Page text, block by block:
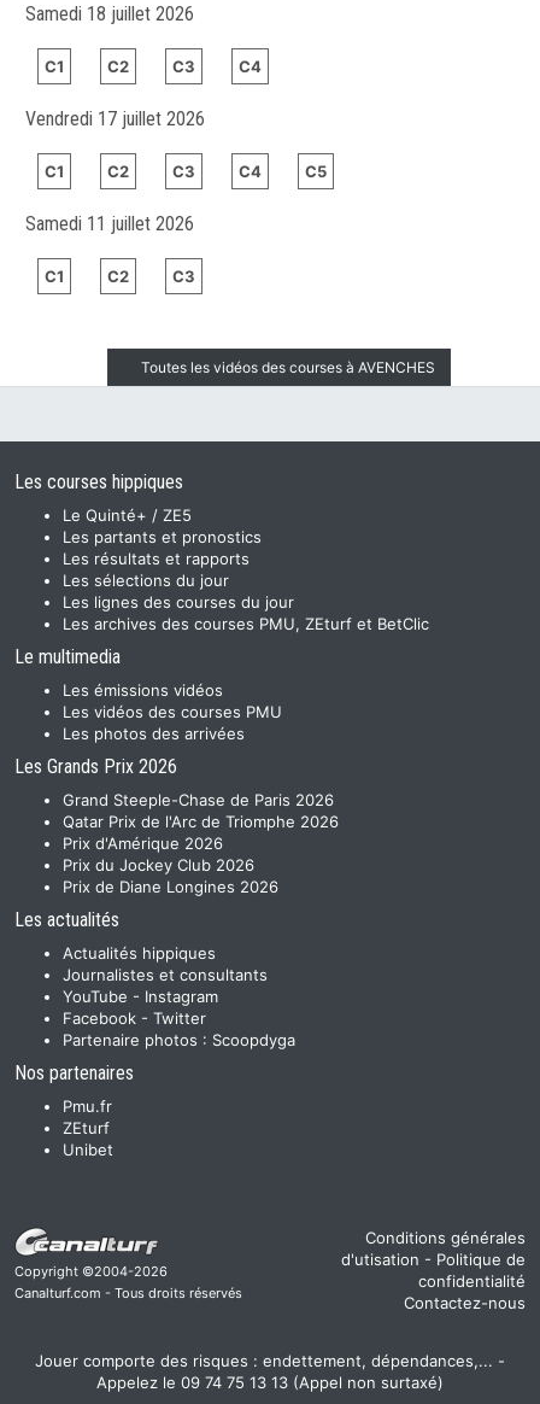
Samedi 18 juillet 2026
C1 C2 C3 C4
Vendredi 17 juillet 2026
C1 C2 C3 C4 C5
Samedi 11 juillet 2026
C1 C2 C3
Toutes les vidéos des courses à AVENCHES
Les courses hippiques
Le Quinté+ / ZE5
Les partants et pronostics
Les résultats et rapports
Les sélections du jour
Les lignes des courses du jour
Les archives des courses PMU, ZEturf et BetClic
Le multimedia
Les émissions vidéos
Les vidéos des courses PMU
Les photos des arrivées
Les Grands Prix 2026
Grand Steeple-Chase de Paris 2026
Qatar Prix de l'Arc de Triomphe 2026
Prix d'Amérique 2026
Prix du Jockey Club 2026
Prix de Diane Longines 2026
Les actualités
Actualités hippiques
Journalistes et consultants
YouTube - Instagram
Facebook - Twitter
Partenaire photos : Scoopdyga
Nos partenaires
Pmu.fr
ZEturf
Unibet
Copyright ©2004-2026
Canalturf.com - Tous droits réservés
Conditions générales
d'utisation - Politique de
confidentialité
Contactez-nous
Jouer comporte des risques : endettement, dépendances,... -
Appelez le 09 74 75 13 13 (Appel non surtaxé)